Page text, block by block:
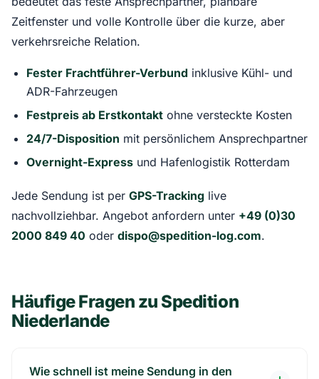
Zeitfenster und volle Kontrolle über die kurze, aber
verkehrsreiche Relation.
Fester Frachtführer-Verbund inklusive Kühl- und
ADR-Fahrzeugen
Festpreis ab Erstkontaktohne versteckte Kosten
24/7-Disposition mit persönlichem Ansprechpartner
Overnight-Expressund Hafenlogistik Rotterdam
Jede Sendung ist per GPS-Tracking live
nachvollziehbar. Angebot anfordern unter +49 (0)30
2000 849 40 oder dispo@spedition-log.com.
Häufige Fragen zu Spedition
Niederlande
Wie schnell ist meine Sendung in den